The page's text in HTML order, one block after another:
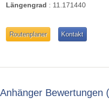
Längengrad : 11.171440
Routenplaner Kontakt
Anhänger Bewertungen